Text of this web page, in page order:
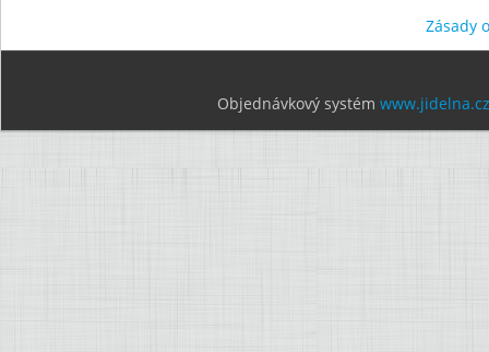
Zásady
Objednávkový systém www.jidelna.cz